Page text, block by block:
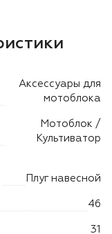
Аксессуары для
мотоблока
Мотоблок /
Культиватор
Плуг навесной
46
31